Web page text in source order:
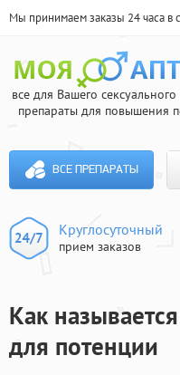
Мы принимаем заказы 24 часа в
все для Вашего
препараты для повышения
ВСЕ ПРЕПАРАТЫ
Круглосуточный
прием заказов
Как
для потенции